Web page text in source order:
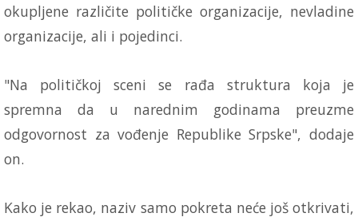
okupljene različite političke organizacije, nevladine
organizacije, ali i pojedinci.
"Na političkoj sceni se rađa struktura koja je
spremna da u narednim godinama preuzme
odgovornost za vođenje Republike Srpske", dodaje
on.
Kako je rekao, naziv samo pokreta neće još otkrivati,